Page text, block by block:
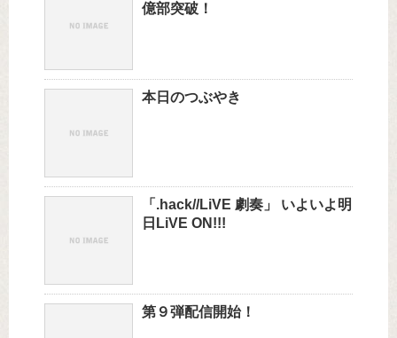
億部突破！
本日のつぶやき
「.hack//LiVE 劇奏」 いよいよ明
日LiVE ON!!!
第９弾配信開始！